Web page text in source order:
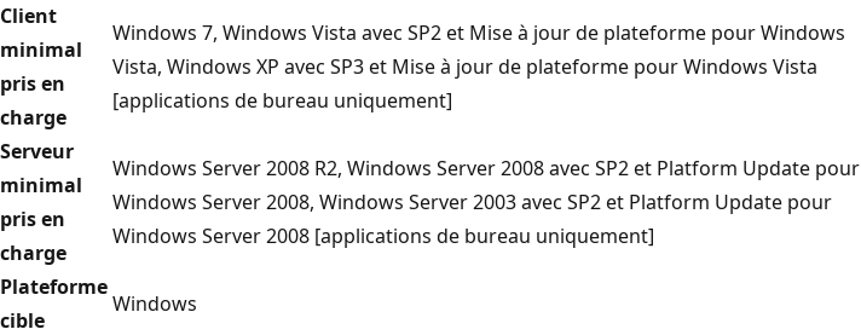
Client
minimal
pris en
charge
Windows 7, Windows Vista avec SP2 et Mise à jour de plateforme pour Windows
Vista, Windows XP avec SP3 et Mise à jour de plateforme pour Windows Vista
[applications de bureau uniquement]
Serveur
minimal
pris en
charge
Windows Server 2008 R2, Windows Server 2008 avec SP2 et Platform Update pour
Windows Server 2008, Windows Server 2003 avec SP2 et Platform Update pour
Windows Server 2008 [applications de bureau uniquement]
Plateforme
cible
Windows